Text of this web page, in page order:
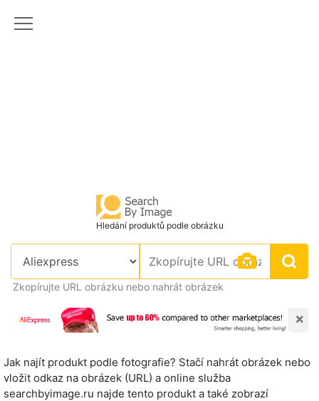
Hledání produktů podle obrázku
Zkopírujte URL obrázku nebo nahrát obrázek
×
Jak najít produkt podle fotografie? Stačí nahrát obrázek nebo
vložit odkaz na obrázek (URL) a online služba
searchbyimage.ru najde tento produkt a také zobrazí